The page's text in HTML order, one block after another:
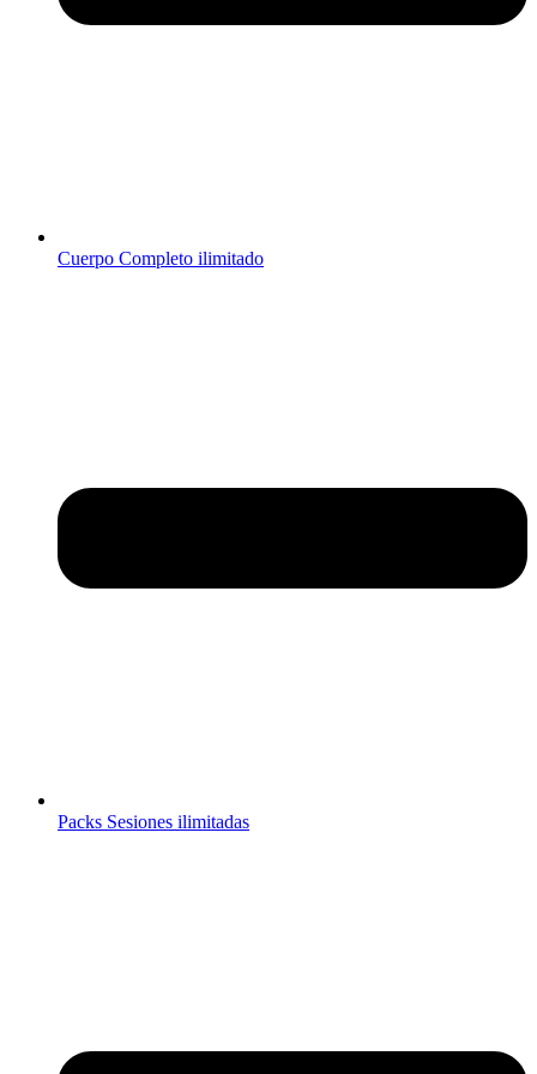
Cuerpo Completo ilimitado
Packs Sesiones ilimitadas